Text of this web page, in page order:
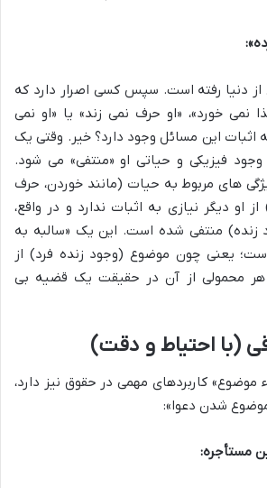
از دنیا رفته است. سپس کسی اصرار دارد که
نمی خورد»، «او حرف نمی زند» یا «او نمی
اثبات این مسائل وجود دارد؟ خیر. وقتی یک
وجود فیزیکی و حیاتی او «منتفی» می شود.
های مربوط به حیات (مانند خوردن، حرف
او دیگر نیازی به اثبات ندارد و در واقع،
زنده) منتفی شده است. این یک «سالبه به
یعنی چون موضوع (وجود زنده فرد) از
هر محمولی از آن در حقیقت یک قضیه بی
(با احتیاط و دقت)
موضوع» کاربردهای مهمی در حقوق نیز دارد،
شدن دعوا»:
مستأجره: